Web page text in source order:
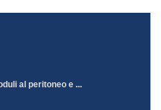
al peritoneo e ...